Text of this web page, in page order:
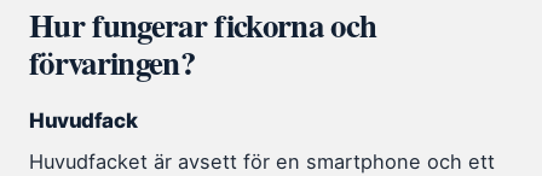
Hur fungerar fickorna och
förvaringen?
Huvudfack
Huvudfacket är avsett för en smartphone och ett